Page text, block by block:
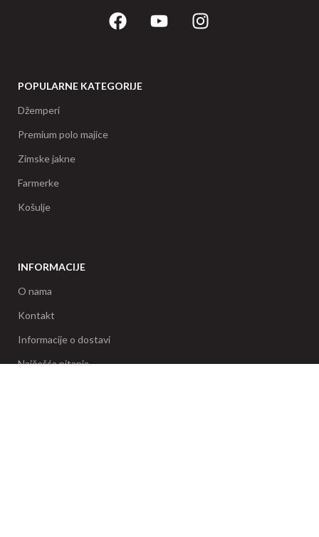
POPULARNE KATEGORIJE
Džemperi
Premium polo majice
Zimske jakne
Farmerke
Košulje
INFORMACIJE
O nama
Kontakt
Informacije o dostavi
Najčešća pitanja